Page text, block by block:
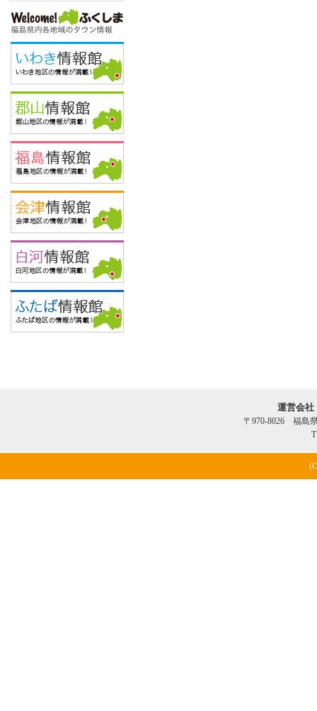
運営会
〒970-8026 福島